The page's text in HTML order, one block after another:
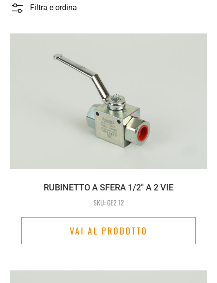
Filtra e ordina
RUBINETTO A SFERA 1/2" A 2 VIE
SKU: GE2 12
VAI AL PRODOTTO